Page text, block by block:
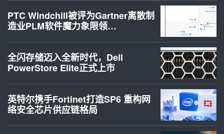
PTC Windchill被评为Gartner离散制
造业PLM软件魔力象限领…
全闪存储迈入全新时代，Dell
PowerStore Elite正式上市
英特尔携手Fortinet打造SP6 重构网
络安全芯片供应链格局